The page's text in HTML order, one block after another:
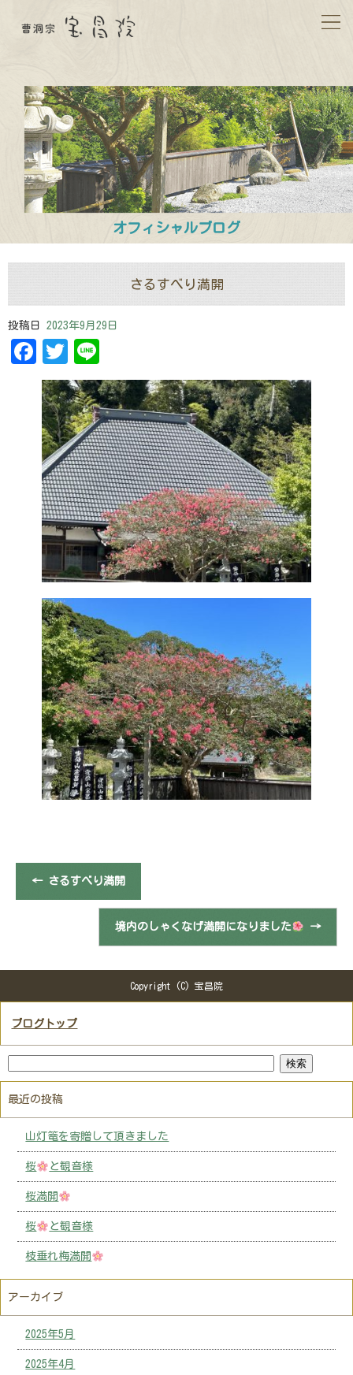
オフィシャルブログ
さるすべり満開
投稿日 2023年9月29日
Facebook
Twitter
←さるすべり満開
境内のしゃくなげ満開になりました →
Copyright (C) 宝昌院
ブログトップ
最近の投稿
山灯篭を寄贈して頂きました
桜 と観音様
桜満開
桜 と観音様
枝垂れ梅満開
アーカイブ
2025年5月
2025年4月